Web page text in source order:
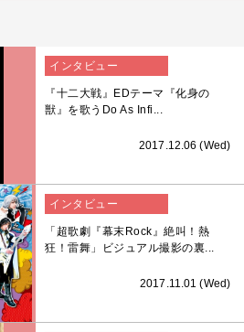
インタビュー
『十二大戦』EDテーマ『化身の
獣』を歌うDo As Infi...
2017.12.06 (Wed)
インタビュー
「超歌劇『幕末Rock』絶叫！熱
狂！雷舞」ビジュアル撮影の裏...
2017.11.01 (Wed)